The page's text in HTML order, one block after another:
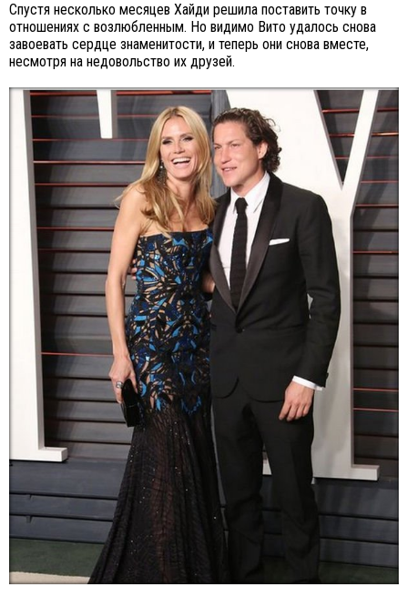
Спустя несколько месяцев Хайди решила поставить точку в
отношениях с возлюбленным. Но видимо Вито удалось снова
завоевать сердце знаменитости, и теперь они снова вместе,
несмотря на недовольство их друзей.